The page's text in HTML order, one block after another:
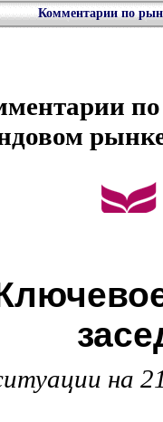
Комментарии по
по
на